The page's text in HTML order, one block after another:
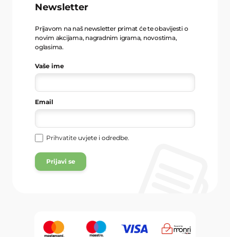
Newsletter
Prijavom na naš newsletter primat će te obavijesti o
novim akcijama, nagradnim igrama, novostima,
oglasima.
Vaše ime
Email
Prihvatite uvjete i odredbe.
Prijavi se